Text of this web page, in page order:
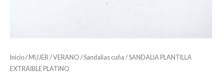
Inicio/ MUJER /VERANO /Sandalias cuña / SANDALIA PLANTILLA
EXTRAIBLE PLATINO